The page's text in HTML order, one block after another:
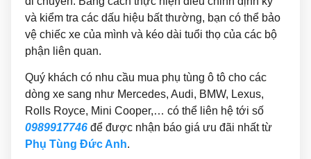
và kiểm tra các dấu hiệu bất thường, bạn có thể bảo
vệ chiếc xe của mình và kéo dài tuổi thọ của các bộ
phận liên quan.
Quý khách có nhu cầu mua phụ tùng ô tô cho các
dòng xe sang như Mercedes, Audi, BMW, Lexus,
Rolls Royce, Mini Cooper,… có thể liên hệ tới số
0989917746 để được nhận báo giá ưu đãi nhất từ
Phụ Tùng Đức Anh.